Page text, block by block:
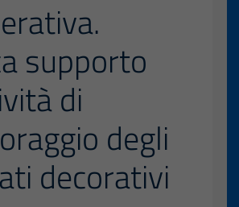
supporto
di
degli
decorativi